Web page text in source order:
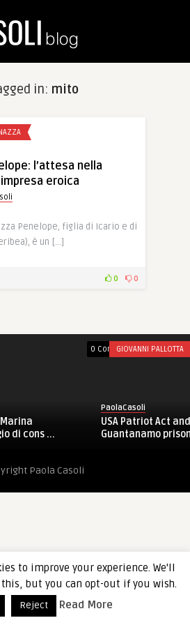
in: mito
l’attesa nella
eroica
Penelope, figlia di Icario e di
è un […]
0 0
di cons ...
0 CommentsGIOVANNI PALLOTTA
PaolaCasoli
USA Patriot Act
Guantanamo
Paola Casoli
to improve your experience. We'll
but you can opt-out if you wish.
Reject Read More